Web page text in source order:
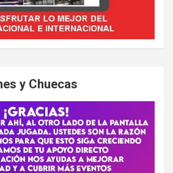
y Chuecas